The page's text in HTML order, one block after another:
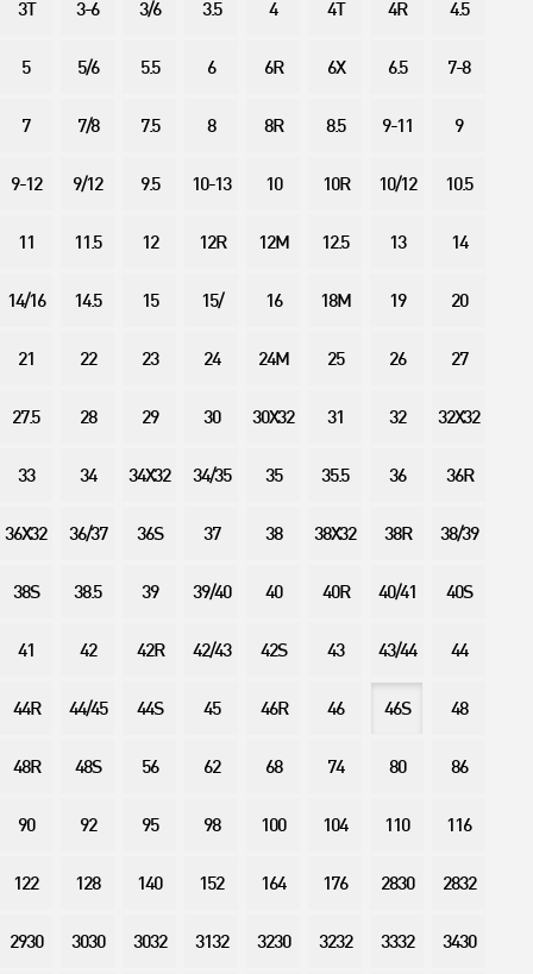
3T 3-6 3/6 3.5 4 4T 4R 4.5
5 5/6 5.5 6 6R 6X 6.5 7-8
7 7/8 7.5 8 8R 8.5 9-11 9
9-12 9/12 9.5 10-13 10 10R 10/12 10.5
11 11.5 12 12R 12M 12.5 13 14
14/16 14.5 15 15/ 16 18M 19 20
21 22 23 24 24M 25 26 27
27.5 28 29 30 30X32 31 32 32X32
33 34 34X32 34/35 35 35.5 36 36R
36X32 36/37 36S 37 38 38X32 38R 38/39
38S 38.5 39 39/40 40 40R 40/41 40S
41 42 42R 42/43 42S 43 43/44 44
44R 44/45 44S 45 46R 46 46S 48
48R 48S 56 62 68 74 80 86
90 92 95 98 100 104 110 116
122 128 140 152 164 176 2830 2832
2930 3030 3032 3132 3230 3232 3332 3430